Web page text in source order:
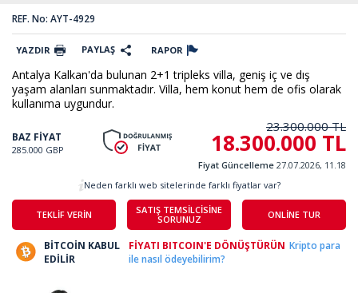
REF. No: AYT-4929
YAZDIR PAYLAŞ RAPOR
Antalya Kalkan'da bulunan 2+1 tripleks villa, geniş iç ve dış
yaşam alanları sunmaktadır. Villa, hem konut hem de ofis olarak
kullanıma uygundur.
BAZ FİYAT
285.000 GBP
23.300.000 TL
18.300.000 TL
Fiyat Güncelleme 27.07.2026, 11.18
TEKLİF VERİN
SATIŞ TEMSİLCİSİNE
SORUNUZ
ONLİNE TUR
Neden farklı web sitelerinde farklı fiyatlar var?
BİTCOİN KABUL
EDİLİR
FİYATI BITCOIN'E DÖNÜŞTÜRÜN Kripto para
ile nasıl ödeyebilirim?